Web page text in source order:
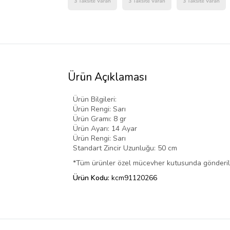
Ürün Açıklaması
Ürün Bilgileri:
Ürün Rengi: Sarı
Ürün Gramı: 8 gr
Ürün Ayarı: 14 Ayar
Ürün Rengi: Sarı
Standart Zincir Uzunluğu: 50 cm
*Tüm ürünler özel mücevher kutusunda
Ürün Kodu: kcm91120266